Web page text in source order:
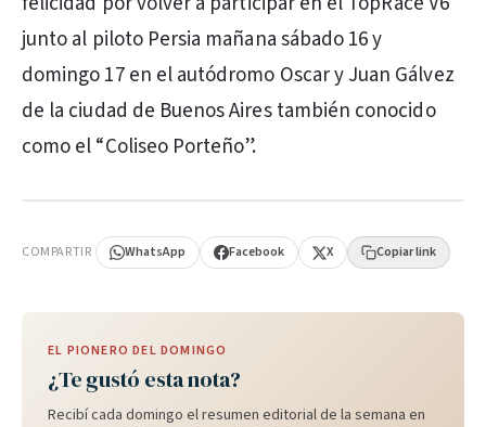
junto al piloto Persia mañana sábado 16 y
domingo 17 en el autódromo Oscar y Juan Gálvez
de la ciudad de Buenos Aires también conocido
como el “Coliseo Porteño”.
COMPARTIR WhatsApp Facebook X Copiar link
EL PIONERO DEL DOMINGO
¿Te gustó esta nota?
Recibí cada domingo el resumen editorial de la semana en